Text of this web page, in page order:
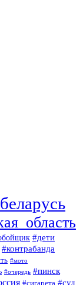
#дети
#контрабанда
#мото
#очередь #пинск
#сигарета #суд